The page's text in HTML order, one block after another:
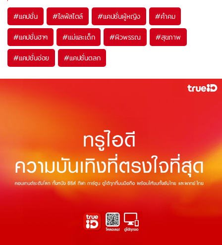
#แคปชั่น #ไลฟ์สไตล์ #แคปชั่นผู้หญิง #คำคม
#แคปชั่นฮาๆ #แม่และเด็ก #ผิวพรรณ #สุขภาพ
#แคปชั่นอ่อย #แคปชั่นตลก